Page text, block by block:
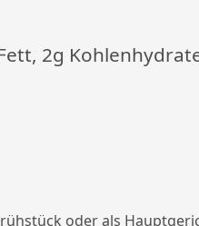
2g
oder als